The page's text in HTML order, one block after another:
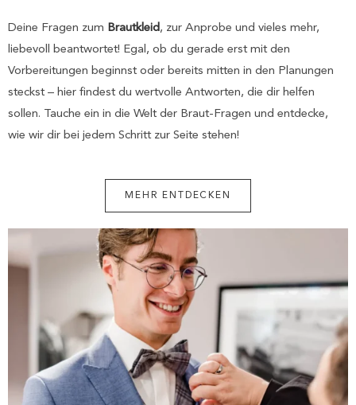
Deine Fragen zum Brautkleid , zur Anprobe und vieles mehr,
liebevoll beantwortet! Egal, ob du gerade erst mit den
Vorbereitungen beginnst oder bereits mitten in den Planungen
steckst – hier findest du wertvolle Antworten, die dir helfen
sollen. Tauche ein in die Welt der Braut-Fragen und entdecke,
wie wir dir bei jedem Schritt zur Seite stehen!
MEHR ENTDECKEN